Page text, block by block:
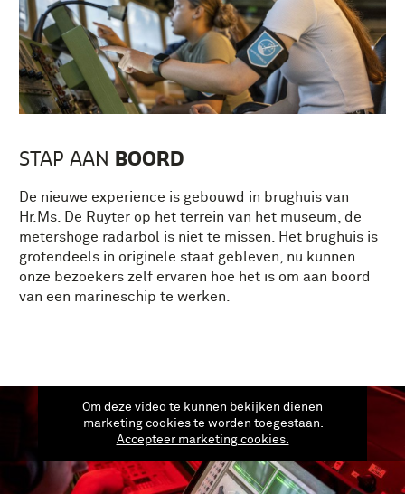
STAP AAN BOORD
De nieuwe experience is gebouwd in brughuis van
Hr.Ms. De Ruyter op het terrein van het museum, de
metershoge radarbol is niet te missen. Het brughuis is
grotendeels in originele staat gebleven, nu kunnen
onze bezoekers zelf ervaren hoe het is om aan boord
van een marineschip te werken.
Om deze video te kunnen bekijken dienen
marketing cookies te worden toegestaan.
Accepteer marketing cookies.